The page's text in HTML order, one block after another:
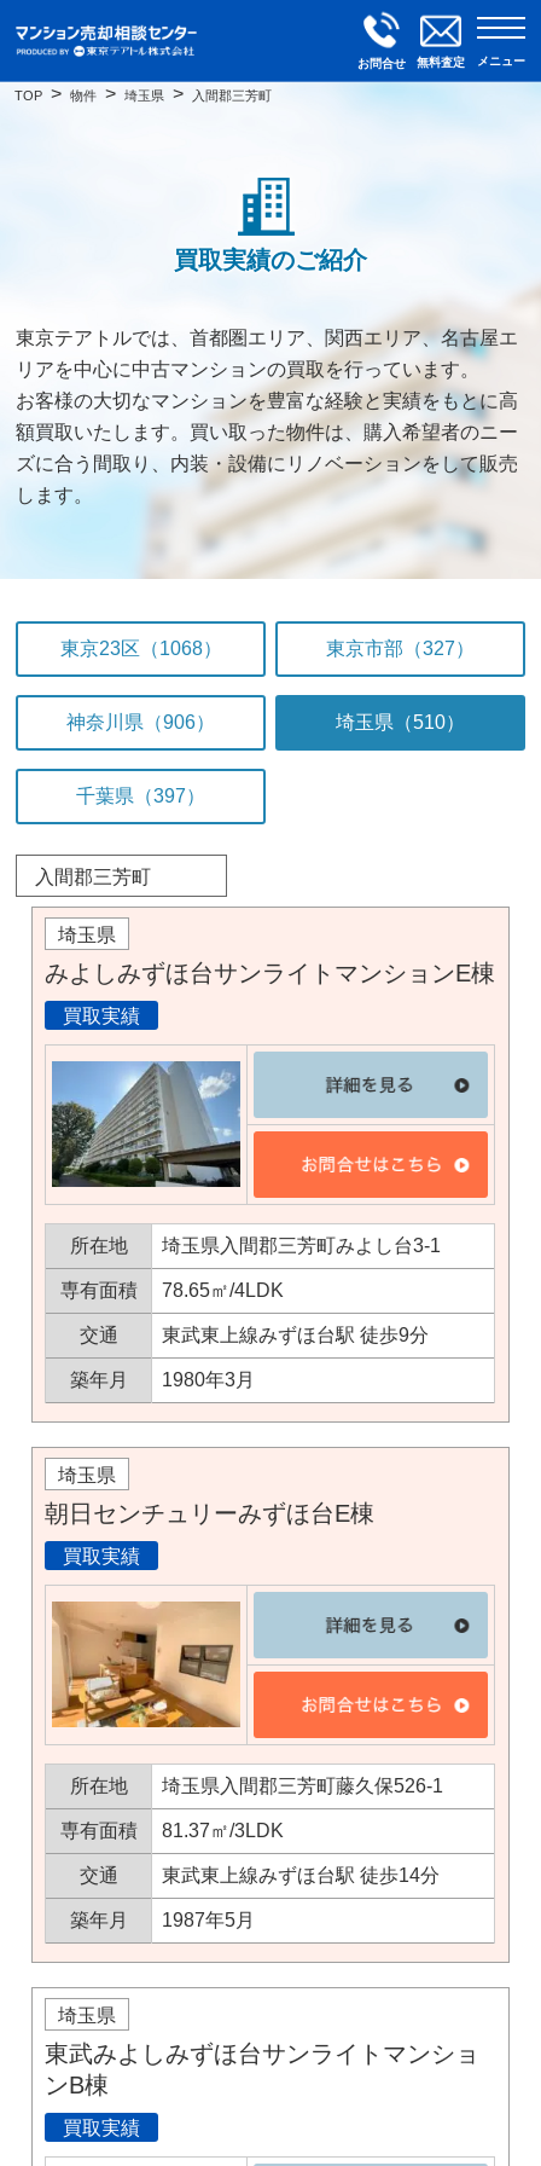
お問合せ 無料査定 メニュー
TOP 物件 埼玉県 入間郡三芳町
買取実績のご紹介
東京テアトルでは、首都圏エリア、関西エリア、名古屋エ
リアを中心に中古マンションの買取を行っています。
お客様の大切なマンションを豊富な経験と実績をもとに高
額買取いたします。買い取った物件は、購入希望者のニー
ズに合う間取り、内装・設備にリノベーションをして販売
します。
東京23区（1068） 東京市部（327）
神奈川県（906） 埼玉県（510）
千葉県（397）
入間郡三芳町
埼玉県
みよしみずほ台サンライトマンションE棟
買取実績
所在地 埼玉県入間郡三芳町みよし台3-1
専有面積 78.65㎡/4LDK
交通 東武東上線みずほ台駅 徒歩9分
築年月 1980年3月
埼玉県
朝日センチュリーみずほ台E棟
買取実績
所在地 埼玉県入間郡三芳町藤久保526-1
専有面積 81.37㎡/3LDK
交通 東武東上線みずほ台駅 徒歩14分
築年月 1987年5月
埼玉県
東武みよしみずほ台サンライトマンショ
ンB棟
買取実績